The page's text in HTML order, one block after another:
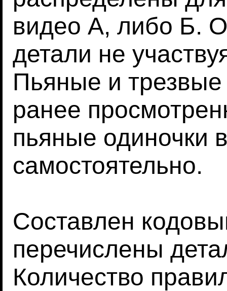
видео А, либо Б.
детали не
Пьяные и
ранее
пьяные одиночки
самостоятельно.
Составлен
перечислены
Количество